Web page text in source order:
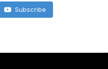
Subscribe